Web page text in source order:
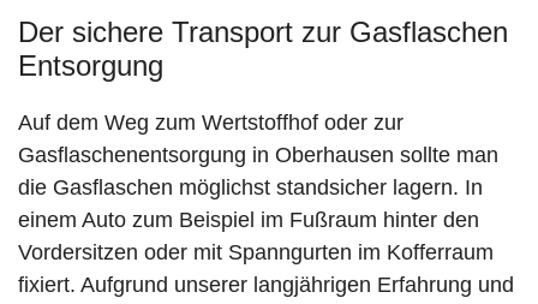
Der sichere Transport zur Gasflaschen
Entsorgung
Auf dem Weg zum Wertstoffhof oder zur
Gasflaschenentsorgung in Oberhausen sollte man
die Gasflaschen möglichst standsicher lagern. In
einem Auto zum Beispiel im Fußraum hinter den
Vordersitzen oder mit Spanngurten im Kofferraum
fixiert. Aufgrund unserer langjährigen Erfahrung und